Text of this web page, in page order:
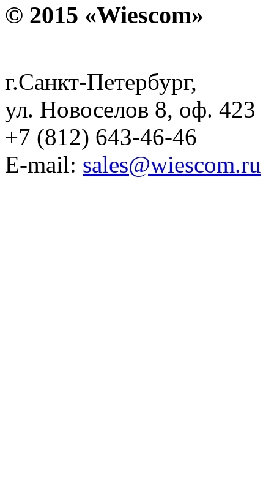
© 2015 «Wiescom»
г.Санкт-Петербург,
ул. Новоселов 8, оф. 423
+7 (812) 643-46-46
E-mail: sales@wiescom.ru